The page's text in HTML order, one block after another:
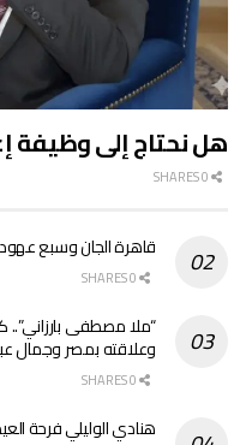
هل نحتاج إلى وظيفة
قاهرة الجان وسبع
“ملا مصطفى بارزاني”..
وعلاقته بمصر وجمال
هنادي الوليلي فرحة